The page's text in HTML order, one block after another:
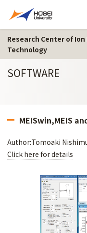
Research Center of Ion
Technology
SOFTWARE
MEISwin,MEIS
Author:Tomoaki
Click here for details